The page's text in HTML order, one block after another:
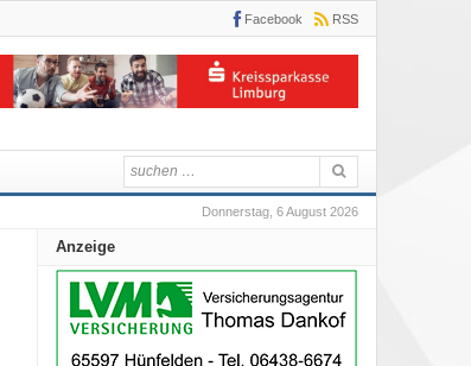
Facebook RSS
Donnerstag, 6 August 2026
Anzeige